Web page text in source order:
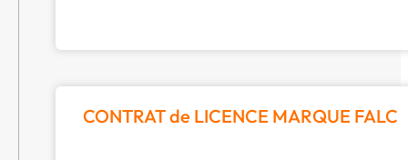
CONTRAT de LICENCE MARQUE FALC